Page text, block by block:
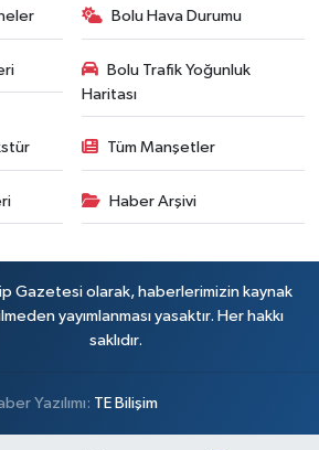
Bolu Hava Durumu
Bolu Trafik Yoğunluk
Haritası
Tüm Manşetler
Haber Arşivi
Gazetesi olarak, haberlerimizin kaynak
yayımlanması yasaktır. Her hakkı
saklıdır.
Yazılımı: TE Bilişim